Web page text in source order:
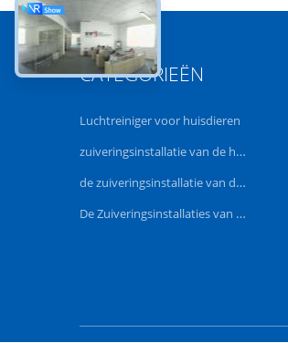
CATEGORIEËN
Luchtreiniger voor huisdieren
zuiveringsinstallatie van de hepa de uvlucht
de zuiveringsinstallatie van de ruimtelucht
De Zuiveringsinstallaties van de huislucht